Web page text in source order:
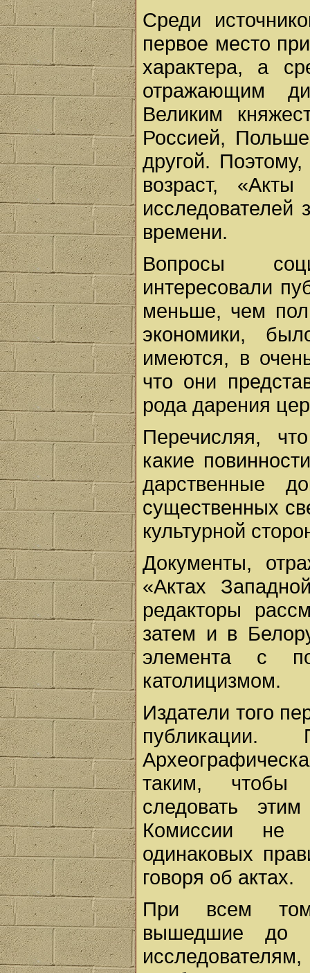
Среди
первое место
характера, а
отражающим
Великим
Россией,
другой.
возраст,
исследователей
времени.
Вопросы
интересовали
меньше, чем
экономики,
имеются, в
что они
рода дарения
Перечисляя,
какие
дарственные
существенных
культурной
Документы,
«Актах
редакторы
затем и в
элемента с
католицизмом.
Издатели того
таким, чтобы
следовать
Комиссии не
одинаковых
говоря об актах.
При всем том
вышедшие до